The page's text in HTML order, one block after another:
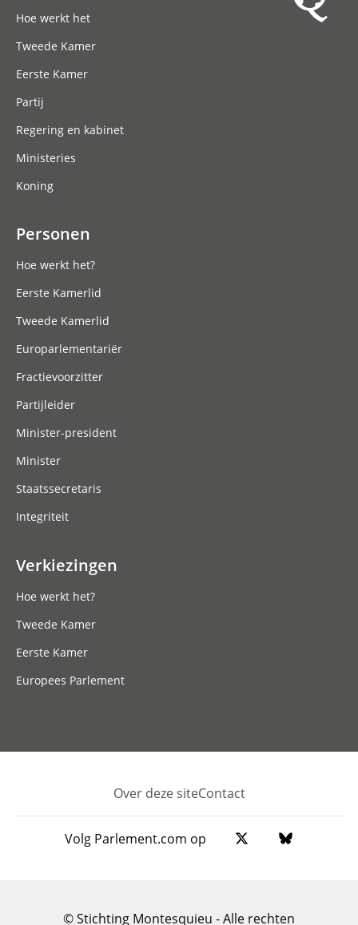
Hoe werkt het
Tweede Kamer
Eerste Kamer
Partij
Regering en kabinet
Ministeries
Koning
Personen
Hoe werkt het?
Eerste Kamerlid
Tweede Kamerlid
Europarlementariër
Fractievoorzitter
Partijleider
Minister-president
Minister
Staatssecretaris
Integriteit
Verkiezingen
Hoe werkt het?
Tweede Kamer
Eerste Kamer
Europees Parlement
Footer
Over deze siteContact
Volg Parlement.com op
© Stichting Montesquieu - Alle rechten